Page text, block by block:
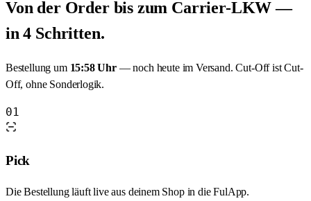
Von der Order bis zum Carrier-LKW —
in 4 Schritten.
Bestellung um 15:58 Uhr— noch heute im Versand. Cut-Off ist Cut-
Off, ohne Sonderlogik.
01
Pick
Die Bestellung läuft live aus deinem Shop in die FulApp.